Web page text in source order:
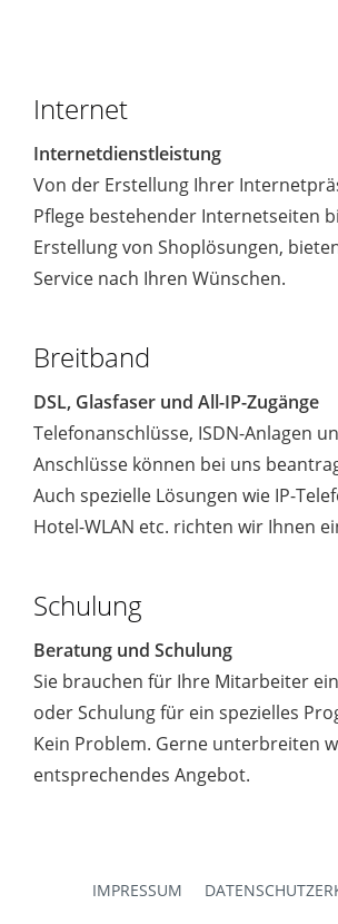
Internet
Internetdienstleistung
Von der Erstellung Ihrer
Pflege bestehender Internetseiten
Erstellung von Shoplösungen,
Service nach Ihren Wünschen.
Breitband
DSL, Glasfaser und All-IP-Zugänge
Telefonanschlüsse, ISDN-Anlagen
Anschlüsse können bei uns
Auch spezielle Lösungen wie IP-
Hotel-WLAN etc. richten wir Ihnen
Schulung
Beratung und Schulung
Sie brauchen für Ihre Mitarbeiter
oder Schulung für ein spezielles
Kein Problem. Gerne unterbreiten
entsprechendes Angebot.
IMPRESSUM